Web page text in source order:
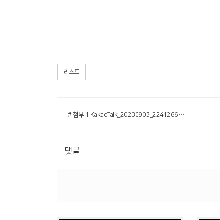
리스트
# 첨부 1.KakaoTalk_20230903_224126679.jpg
댓글